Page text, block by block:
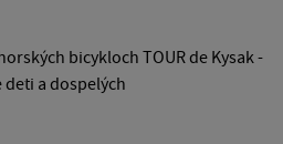
bicykloch TOUR de Kysak -
a dospelých